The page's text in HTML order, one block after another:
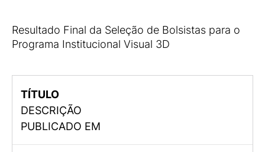
Resultado Final da Seleção de Bolsistas para o
Programa Institucional Visual 3D
TÍTULO
DESCRIÇÃO
PUBLICADO EM